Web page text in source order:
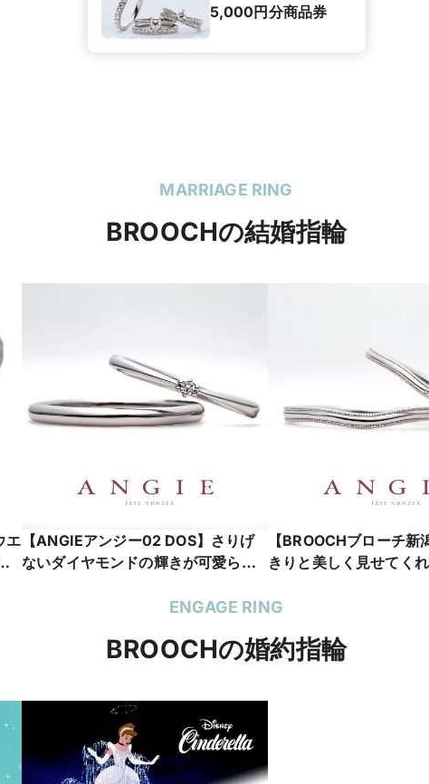
5,000円分商品券
MARRIAGE RING
BROOCHの結婚指輪
エ 【ANGIEアンジー02 DOS】さりげ
ないダイヤモンドの輝きが可愛らし
【BROOCHブローチ新
きりと美しく見せてく
和 ANGIEアンジー
ENGAGE RING
BROOCHの婚約指輪